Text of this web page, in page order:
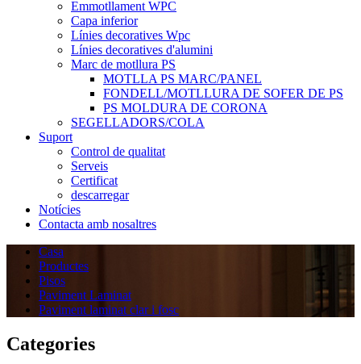
Emmotllament WPC
Capa inferior
Línies decoratives Wpc
Línies decoratives d'alumini
Marc de motllura PS
MOTLLA PS MARC/PANEL
FONDELL/MOTLLURA DE SOFER DE PS
PS MOLDURA DE CORONA
SEGELLADORS/COLA
Suport
Control de qualitat
Serveis
Certificat
descarregar
Notícies
Contacta amb nosaltres
Casa
Productes
Pisos
Paviment Laminat
Paviment laminat clar i fosc
Categories